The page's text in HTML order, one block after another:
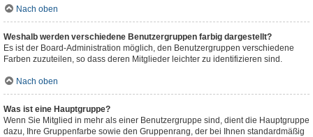
Nach oben
Weshalb werden verschiedene Benutzergruppen farbig dargestellt?
Es ist der Board-Administration möglich, den Benutzergruppen verschiedene
Farben zuzuteilen, so dass deren Mitglieder leichter zu identifizieren sind.
Nach oben
Was ist eine Hauptgruppe?
Wenn Sie Mitglied in mehr als einer Benutzergruppe sind, dient die Hauptgruppe
dazu, Ihre Gruppenfarbe sowie den Gruppenrang, der bei Ihnen standardmäßig